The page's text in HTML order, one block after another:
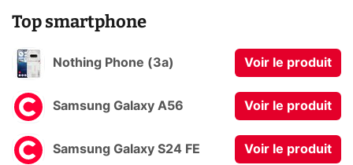
Top smartphone
Nothing Phone (3a) Voir le produit
Samsung Galaxy A56 Voir le produit
Samsung Galaxy S24 FE Voir le produit